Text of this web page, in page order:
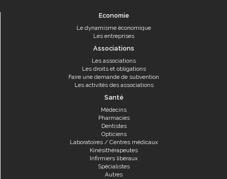
Economie
Le dynamisme économique
Les entreprises
Associations
Les associations
Les droits et obligations
Faire une demande de subvention
Les activités des associations
Santé
Médecins
Pharmacies
Dentistes
Opticiens
Laboratoires / Centres médicaux
Kinésithérapeutes
Infirmiers libéraux
Spécialistes
Autres